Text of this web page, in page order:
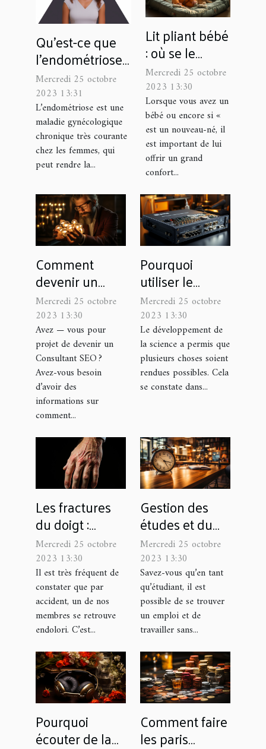
Qu’est-ce que
l’endométriose ?
Symptômes et
traitements
Mercredi 25 octobre
2023 13:31
L’endométriose est une
maladie gynécologique
chronique très courante
chez les femmes, qui
peut rendre la...
Lit pliant bébé
: où se le
procurer ?
Mercredi 25 octobre
2023 13:30
Lorsque vous avez un
bébé ou encore si «
est un nouveau-né, il
est important de lui
offrir un grand
confort...
Comment
devenir un
Consultant
SEO ?
Mercredi 25 octobre
2023 13:30
Avez — vous pour
projet de devenir un
Consultant SEO ?
Avez-vous besoin
d’avoir des
informations sur
comment...
Pourquoi
utiliser le
MFS501-BYOD -
Sélecteur 5x1
BYOD,
4K@60Hz 4:4:4
?
Mercredi 25 octobre
2023 13:30
Le développement de
la science a permis que
plusieurs choses soient
rendues possibles. Cela
se constate dans...
Les fractures
du doigt :
parlons-en !
Mercredi 25 octobre
2023 13:30
Il est très fréquent de
constater que par
accident, un de nos
membres se retrouve
endolori. C’est...
Gestion des
études et du
travail à temps
partiel :
Comment s'y
prendre ?
Mercredi 25 octobre
2023 13:30
Savez-vous qu’en tant
qu’étudiant, il est
possible de se trouver
un emploi et de
travailler sans...
Pourquoi
écouter de la
Comment faire
les paris